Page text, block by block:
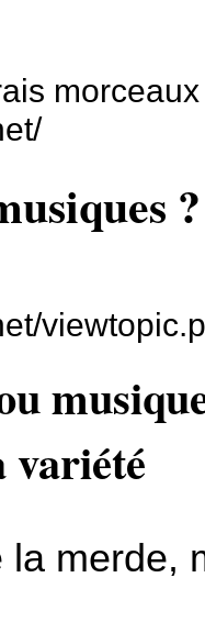
variété
la merde,